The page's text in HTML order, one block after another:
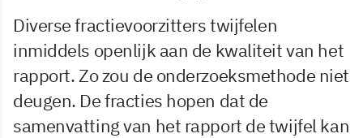
Diverse fractievoorzitters twijfelen
inmiddels openlijk aan de kwaliteit van het
rapport. Zo zou de onderzoeksmethode niet
deugen. De fracties hopen dat de
samenvatting van het rapport de twijfel kan